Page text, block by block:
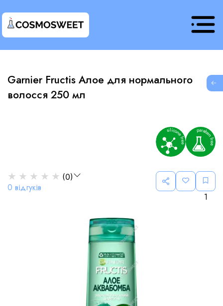
Garnier Fructis Алое для нормального
волосся 250 мл
★ ★ ★ ★ ★ (0)
0 відгуків
1